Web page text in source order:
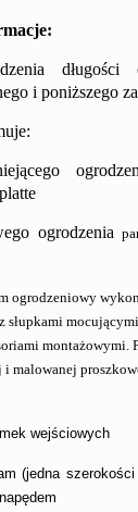
i poniższego
ogrodzenia
ogrodzeniowy
słupkami
montażowymi.
i malowanej
wejściowych
(jedna